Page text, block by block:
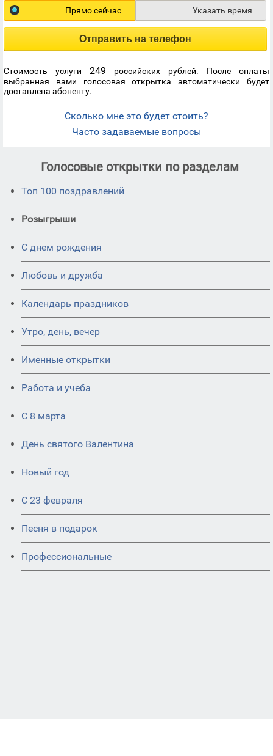
Прямо сейчас Указать время
Отправить на телефон
Стоимость услуги 249 российских рублей. После оплаты
выбранная вами голосовая открытка автоматически будет
доставлена абоненту.
Сколько мне это будет стоить?
Часто задаваемые вопросы
Голосовые открытки по разделам
Топ 100 поздравлений
Розыгрыши
С днем рождения
Любовь и дружба
Календарь праздников
Утро, день, вечер
Именные открытки
Работа и учеба
С 8 марта
День святого Валентина
Новый год
С 23 февраля
Песня в подарок
Профессиональные